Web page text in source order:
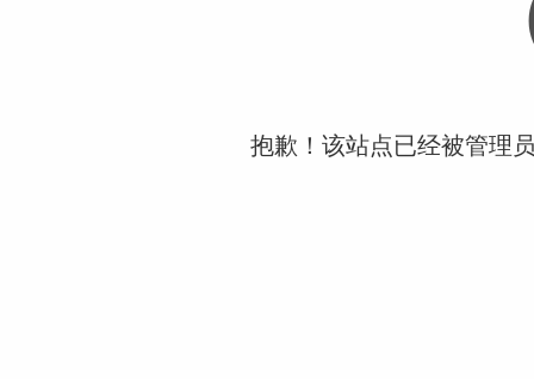
抱歉！该站点已经被管理